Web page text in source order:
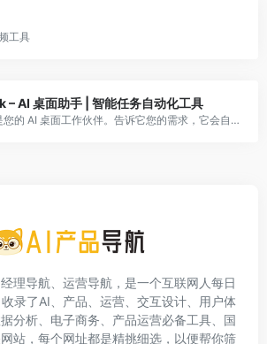
工具
AI 桌面助手 | 智能任务自动化工具
QoderWork 是您的 AI 桌面工作伙伴。告诉它您的需求，它会自动规划、执行并交付结果。本地优先、自主规划，让您掌控一切。
理导航、运营导航，是一个互联网人每日
录了AI、产品、运营、交互设计、用户体
分析、电子商务、产品运营必备工具、国
站，每个网址都是精挑细选，以便帮你筛